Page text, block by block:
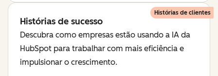
Histórias de clientes
Histórias de sucesso
Descubra como empresas estão usando a IA da
HubSpot para trabalhar com mais eficiência e
impulsionar o crescimento.